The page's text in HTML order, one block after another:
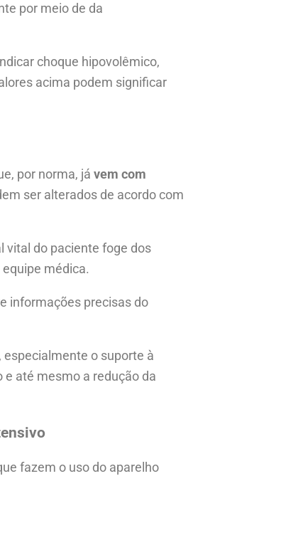
por meio de da
choque hipovolêmico,
acima podem significar
por norma, já vem com
ser alterados de acordo com
vital do paciente foge dos
médica.
informações precisas do
o suporte à
até mesmo a redução da
fazem o uso do aparelho